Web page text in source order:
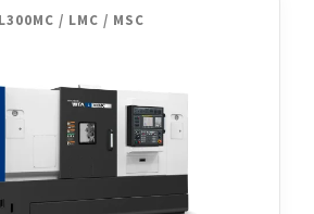
L300MC / LMC / MSC